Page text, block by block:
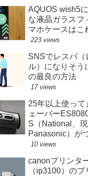
AQUOS wish5
な液晶ガラスフ
マホケースはこ
223 views
SNSでレスバ（
ル）になりそう
の最良の方法
17 views
25年以上使って
ェーバー
S（National、現
Panasonic）が
する
10 views
canonプリンタ
（ip3100）の